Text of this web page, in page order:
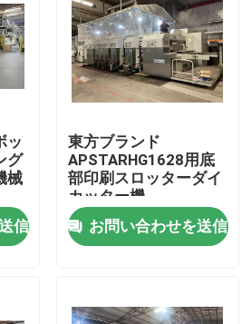
ッ
グ
械
信
東方ブランド
APSTARHG1628用底
部印刷スロッターダイ
カッター機
お問い合わせを送信